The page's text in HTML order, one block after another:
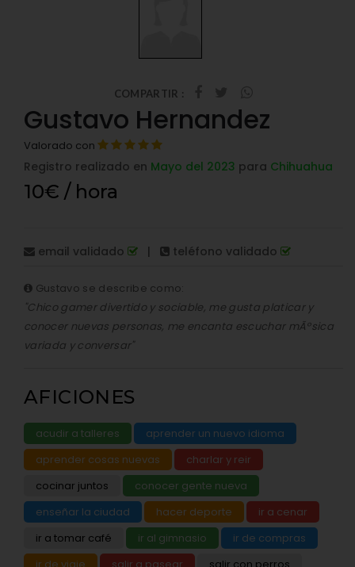
COMPARTIR :
Gustavo Hernandez
Valorado con
Registro realizado en Mayo del 2023 para Chihuahua
10€ / hora
email validado | teléfono validado
Gustavo se describe como:
"Chico gamer divertido y sociable, me gusta platicar y
conocer nuevas personas, me encanta escuchar mÃºsica
variada y conversar"
AFICIONES
acudir a talleres
aprender un nuevo idioma
aprender cosas nuevas
charlar y reir
cocinar juntos
conocer gente nueva
enseñar la ciudad
hacer deporte
ir a cenar
ir a tomar café
ir al gimnasio
ir de compras